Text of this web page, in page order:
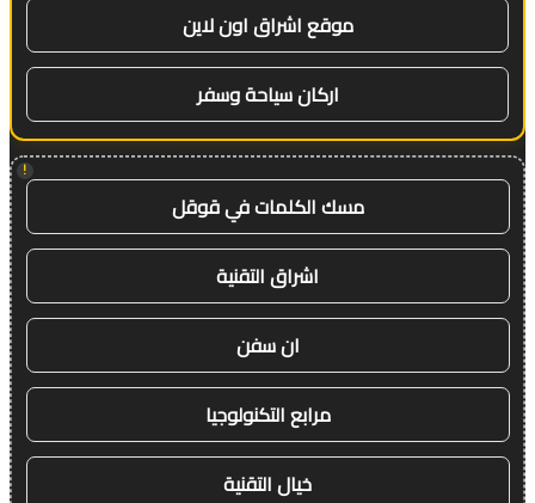
موقع اشراق اون لاين
اركان سياحة وسفر
!
مسك الكلمات في قوقل
اشراق التقنية
ان سفن
مرابع التكنولوجيا
خيال التقنية